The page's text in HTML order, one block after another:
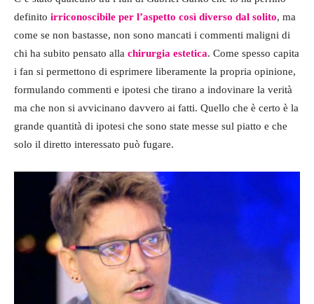
definito irriconoscibile per l’aspetto così diverso dal solito, ma
come se non bastasse, non sono mancati i commenti maligni di
chi ha subito pensato alla chirurgia estetica. Come spesso capita
i fan si permettono di esprimere liberamente la propria opinione,
formulando commenti e ipotesi che tirano a indovinare la verità
ma che non si avvicinano davvero ai fatti. Quello che è certo è la
grande quantità di ipotesi che sono state messe sul piatto e che
solo il diretto interessato può fugare.